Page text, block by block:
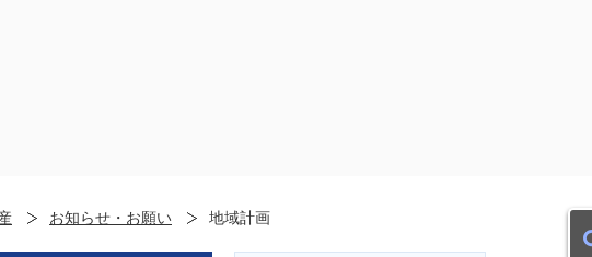
お知らせ・お願い 地域計画